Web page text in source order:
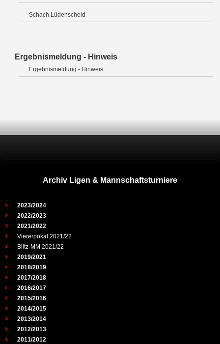
Schach Lüdenscheid
Ergebnismeldung - Hinweis
Ergebnismeldung - Hinweis
Archiv Ligen & Mannschaftsturniere
2023/2024
2022/2023
2021/2022
Viererpokal 2021/22
Blitz-MM 2021/22
2019/2021
2018/2019
2017/2018
2016/2017
2015/2016
2014/2015
2013/2014
2012/2013
2011/2012